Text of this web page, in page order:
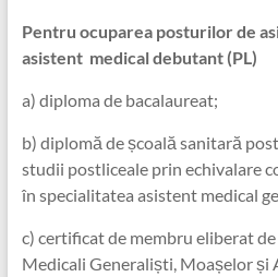
Pentru ocuparea posturilor de
asistent medical debutant (PL)
a) diploma de bacalaureat;
b) diplomă de școală sanitară
studii postliceale prin echivalare
în specialitatea asistent medical
c) certificat de membru eliberat
Medicali Generaliști, Moașelor și